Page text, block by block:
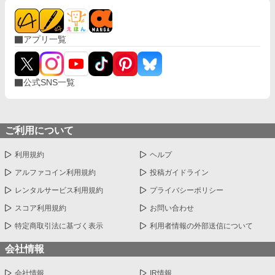
アプリ一覧
公式SNS一覧
ご利用について
利用規約 ヘルプ
アルファコイン利用規約 投稿ガイドライン
レンタルサービス利用規約 プライバシーポリシー
スコア利用規約 お問い合わせ
特定商取引法に基づく表示 利用者情報の外部送信について
会社情報
会社情報 IR情報